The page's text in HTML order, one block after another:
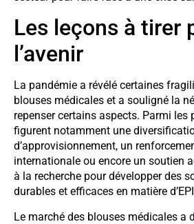
Les leçons à tirer
l’avenir
La pandémie a révélé certaines
blouses médicales et a souligné la
repenser certains aspects. Parmi les
figurent notamment une
d’approvisionnement, un
internationale ou encore un soutien
à la recherche pour développer des
durables et efficaces en matière
Le marché des blouses médicales a